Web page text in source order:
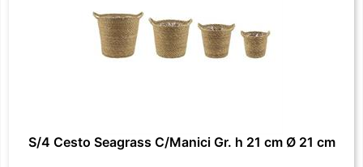
S/4 Cesto Seagrass C/Manici Gr. h 21 cm Ø 21 cm